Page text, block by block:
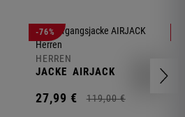
-76%
HERREN
JACKE AIRJACK
27,99 € 119,00 €